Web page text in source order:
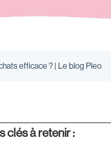
efficace ? | Le blog Pleo
clés à retenir :